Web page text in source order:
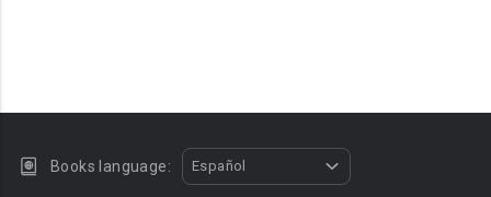
Books language: Español